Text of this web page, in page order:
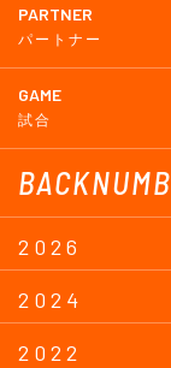
PARTNER
パートナー
GAME
試合
2026
2024
2022